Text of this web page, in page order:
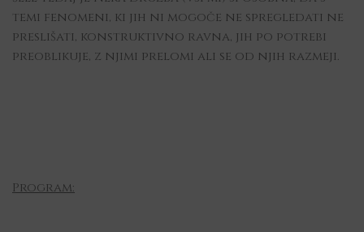
temi fenomeni, ki jih ni mogoče ne spregledati ne
preslišati, konstruktivno ravna, jih po potrebi
preoblikuje, z njimi prelomi ali se od njih razmeji.
Program: